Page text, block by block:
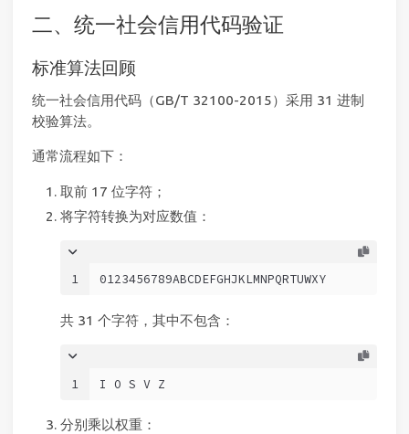
二、统一社会信用代码验证
标准算法回顾
统一社会信用代码（GB/T 32100-2015）采用 31 进制
校验算法。
通常流程如下：
取前 17 位字符；
将字符转换为对应数值：
1 0123456789ABCDEFGHJKLMNPQRTUWXY
共 31 个字符，其中不包含：
1 I O S V Z
分别乘以权重：